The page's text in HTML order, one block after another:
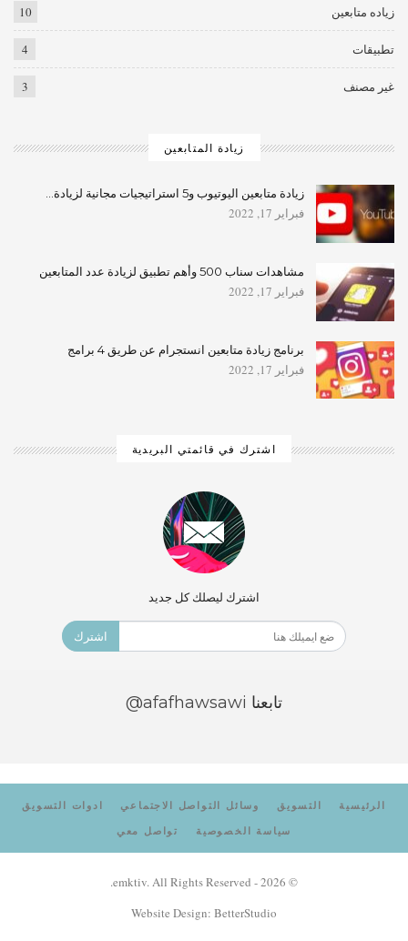
زياده متابعين 10
تطبيقات 4
غير مصنف 3
زيادة المتابعين
زيادة متابعين اليوتيوب و5 استراتيجيات مجانية لزيادة…
فبراير 17, 2022
مشاهدات سناب 500 وأهم تطبيق لزيادة عدد المتابعين
فبراير 17, 2022
برنامج زيادة متابعين انستجرام عن طريق 4 برامج
فبراير 17, 2022
اشترك في قائمتي البريدية
اشترك ليصلك كل جديد
اشترك
تابعنا @afafhawsawi
الرئيسية التسويق وسائل التواصل الاجتماعي
ادوات التسويق
سياسة الخصوصية
تواصل معي
© 2026 - emktiv. All Rights Reserved.
Website Design: BetterStudio